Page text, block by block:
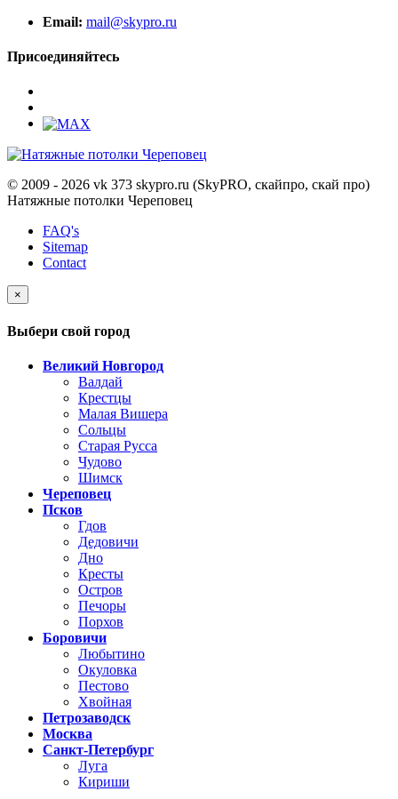
Email: mail@skypro.ru
Присоединяйтесь
© 2009 - 2026 vk 373 skypro.ru (SkyPRO, скайпро, скай про)
Натяжные потолки Череповец
FAQ's
Sitemap
Contact
×
Выбери свой город
Великий Новгород
Валдай
Крестцы
Малая Вишера
Сольцы
Старая Русса
Чудово
Шимск
Череповец
Псков
Гдов
Дедовичи
Дно
Кресты
Остров
Печоры
Порхов
Боровичи
Любытино
Окуловка
Пестово
Хвойная
Петрозаводск
Москва
Санкт-Петербург
Луга
Кириши